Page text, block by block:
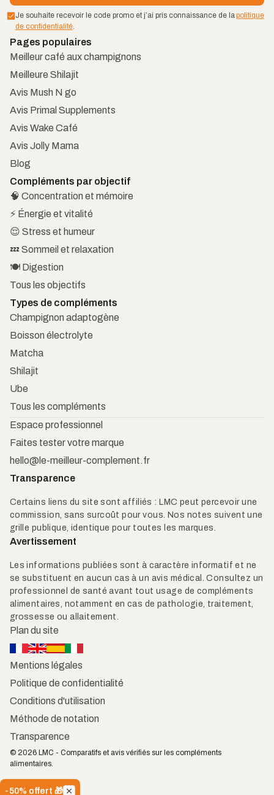
-50% offert 🎁
Je souhaite recevoir le code promo et j’ai pris connaissance de lapolitique
de confidentialité.
Pages populaires
Meilleur café aux champignons
Meilleure Shilajit
Avis Mush N go
Avis Primal Supplements
Avis Wake Café
Avis Jolly Mama
Blog
Compléments par objectif
🧠 Concentration et mémoire
⚡ Énergie et vitalité
😌 Stress et humeur
💤 Sommeil et relaxation
🍽️ Digestion
Tous les objectifs
Types de compléments
Champignon adaptogène
Boisson électrolyte
Matcha
Shilajit
Ube
Tous les compléments
Espace professionnel
Faites tester votre marque
hello@le-meilleur-complement.fr
Transparence
Certains liens du site sont affiliés : LMC peut percevoir une
commission, sans surcoût pour vous. Nos notes suivent une
grille publique, identique pour toutes les marques.
Avertissement
Les informations publiées sont à caractère informatif et ne
se substituent en aucun cas à un avis médical. Consultez un
professionnel de santé avant tout usage de compléments
alimentaires, notamment en cas de pathologie, traitement,
grossesse ou allaitement.
© 2026 LMC - Comparatifs et avis vérifiés sur les compléments
alimentaires.
Plan du site
Mentions légales
Politique de confidentialité
Conditions d'utilisation
Méthode de notation
Transparence